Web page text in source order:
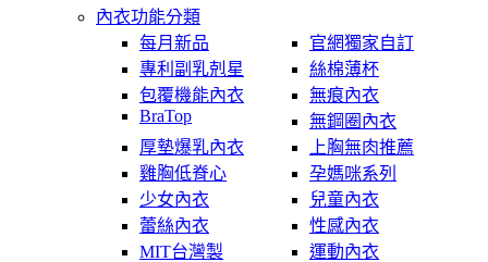
內衣功能分類
每月新品
官網獨家自訂
專利副乳剋星
絲棉薄杯
包覆機能內衣
無痕內衣
BraTop
無鋼圈內衣
厚墊爆乳內衣
上胸無肉推薦
雞胸低脊心
孕媽咪系列
少女內衣
兒童內衣
蕾絲內衣
性感內衣
MIT台灣製
運動內衣